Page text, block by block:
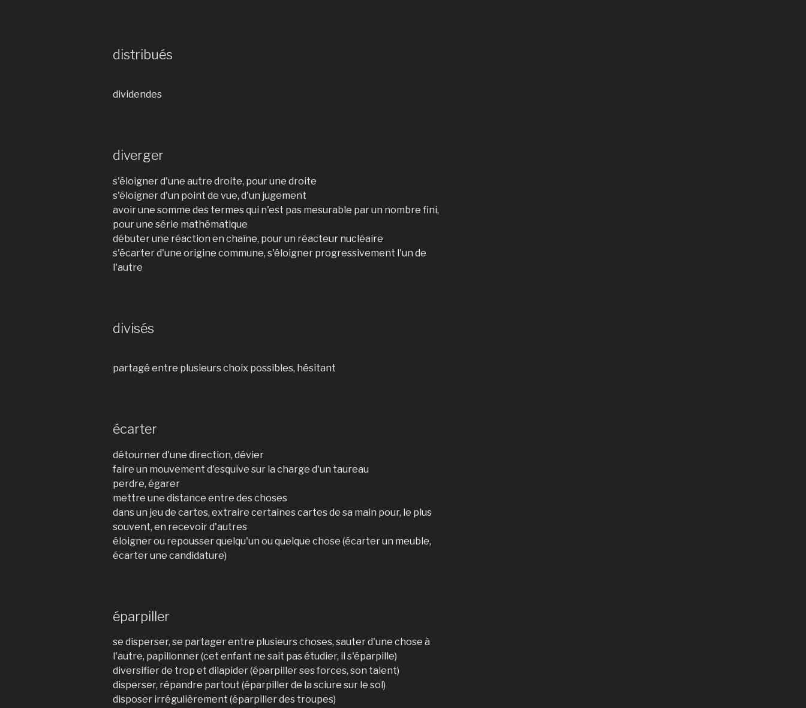
distribués
dividendes
diverger
s'éloigner d'une autre droite, pour une droite
s'éloigner d'un point de vue, d'un jugement
avoir une somme des termes qui n'est pas mesurable par un nombre fini,
pour une série mathématique
débuter une réaction en chaîne, pour un réacteur nucléaire
s'écarter d'une origine commune, s'éloigner progressivement l'un de
l'autre
divisés
partagé entre plusieurs choix possibles, hésitant
écarter
détourner d'une direction, dévier
faire un mouvement d'esquive sur la charge d'un taureau
perdre, égarer
mettre une distance entre des choses
dans un jeu de cartes, extraire certaines cartes de sa main pour, le plus
souvent, en recevoir d'autres
éloigner ou repousser quelqu'un ou quelque chose (écarter un meuble,
écarter une candidature)
éparpiller
se disperser, se partager entre plusieurs choses, sauter d'une chose à
l'autre, papillonner (cet enfant ne sait pas étudier, il s'éparpille)
diversifier de trop et dilapider (éparpiller ses forces, son talent)
disperser, répandre partout (éparpiller de la sciure sur le sol)
disposer irrégulièrement (éparpiller des troupes)